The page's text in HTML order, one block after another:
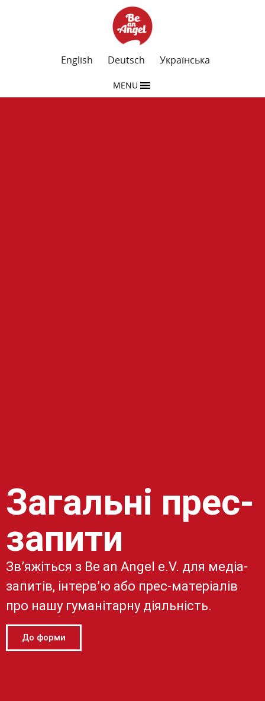
English Deutsch Українська
MENU
Загальні прес-
запити
Зв’яжіться з Be an Angel e.V. для медіа-
запитів, інтерв’ю або прес-матеріалів
про нашу гуманітарну діяльність.
До форми